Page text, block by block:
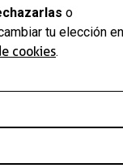
o
tu elección en
cookies.